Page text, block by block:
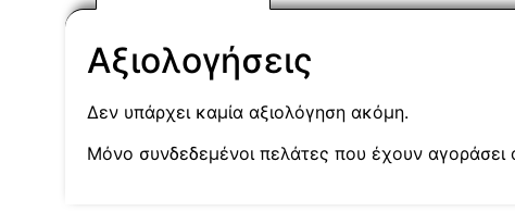
Αξιολογήσεις
Δεν υπάρχει καμία αξιολόγηση ακόμη.
Μόνο συνδεδεμένοι πελάτες που έχουν